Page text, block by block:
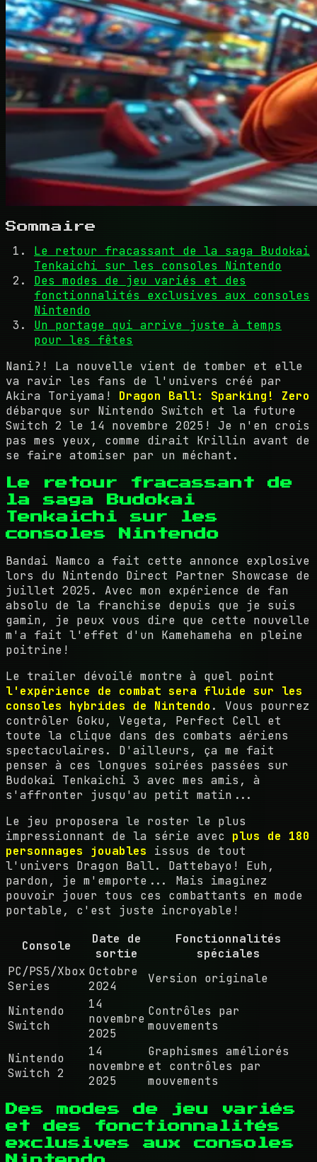
Sommaire
Le retour fracassant de la saga Budokai
Tenkaichi sur les consoles Nintendo
Des modes de jeu variés et des
fonctionnalités exclusives aux consoles
Nintendo
Un portage qui arrive juste à temps
pour les fêtes
Nani?! La nouvelle vient de tomber et elle
va ravir les fans de l'univers créé par
Akira Toriyama! Dragon Ball: Sparking! Zero
débarque sur Nintendo Switch et la future
Switch 2 le 14 novembre 2025! Je n'en crois
pas mes yeux, comme dirait Krillin avant de
se faire atomiser par un méchant.
Le retour fracassant de
la saga Budokai
Tenkaichi sur les
consoles Nintendo
Bandai Namco a fait cette annonce explosive
lors du Nintendo Direct Partner Showcase de
juillet 2025. Avec mon expérience de fan
absolu de la franchise depuis que je suis
gamin, je peux vous dire que cette nouvelle
m'a fait l'effet d'un Kamehameha en pleine
poitrine!
Le trailer dévoilé montre à quel point
l'expérience de combat sera fluide sur les
consoles hybrides de Nintendo . Vous pourrez
contrôler Goku, Vegeta, Perfect Cell et
toute la clique dans des combats aériens
spectaculaires. D'ailleurs, ça me fait
penser à ces longues soirées passées sur
Budokai Tenkaichi 3 avec mes amis, à
s'affronter jusqu'au petit matin...
Le jeu proposera le roster le plus
impressionnant de la série avec plus de 180
personnages jouables issus de tout
l'univers Dragon Ball. Dattebayo! Euh,
pardon, je m'emporte... Mais imaginez
pouvoir jouer tous ces combattants en mode
portable, c'est juste incroyable!
Console
Date de
sortie
Fonctionnalités
spéciales
PC/PS5/Xbox
Series
Octobre
2024
Version originale
Nintendo
Switch
14
novembre
2025
Contrôles par
mouvements
Nintendo
Switch 2
14
novembre
2025
Graphismes améliorés
et contrôles par
mouvements
Des modes de jeu variés
et des fonctionnalités
exclusives aux consoles